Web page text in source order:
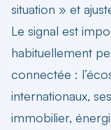
situation » et
Le signal est
habituellement
connectée :
internationaux,
immobilier,